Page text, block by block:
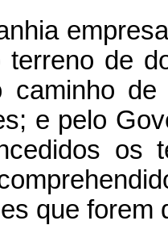
de
e pelo
os
que forem